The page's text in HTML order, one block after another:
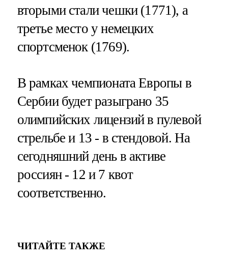
вторыми стали чешки (1771), а
третье место у немецких
спортсменок (1769).
В рамках чемпионата Европы в
Сербии будет разыграно 35
олимпийских лицензий в пулевой
стрельбе и 13 - в стендовой. На
сегодняшний день в активе
россиян - 12 и 7 квот
соответственно.
ЧИТАЙТЕ ТАКЖЕ